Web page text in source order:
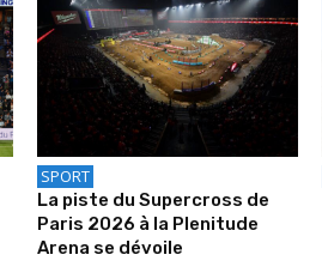
SPORT
La piste du Supercross de
Paris 2026 à la Plenitude
Arena se dévoile